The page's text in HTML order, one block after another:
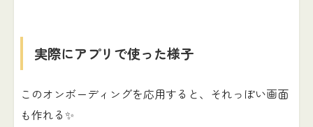
実際にアプリで使った様子
このオンボーディングを応用すると、それっぽい画面
も作れる✨